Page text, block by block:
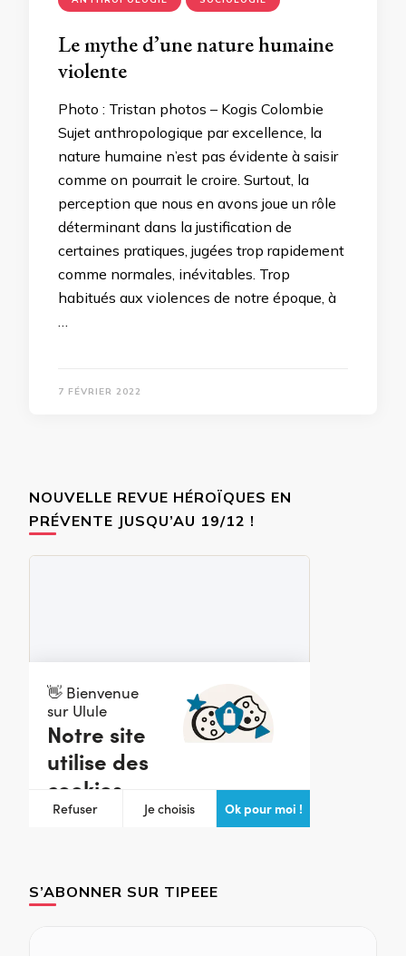
Le mythe d’une nature humaine
violente
Photo : Tristan photos – Kogis Colombie
Sujet anthropologique par excellence, la
nature humaine n’est pas évidente à saisir
comme on pourrait le croire. Surtout, la
perception que nous en avons joue un rôle
déterminant dans la justification de
certaines pratiques, jugées trop rapidement
comme normales, inévitables. Trop
habitués aux violences de notre époque, à
…
7 FÉVRIER 2022
NOUVELLE REVUE HÉROÏQUES EN
PRÉVENTE JUSQU’AU 19/12 !
S’ABONNER SUR TIPEEE